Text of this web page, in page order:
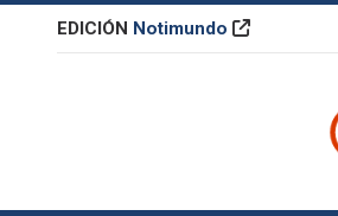
EDICIÓN Notimundo